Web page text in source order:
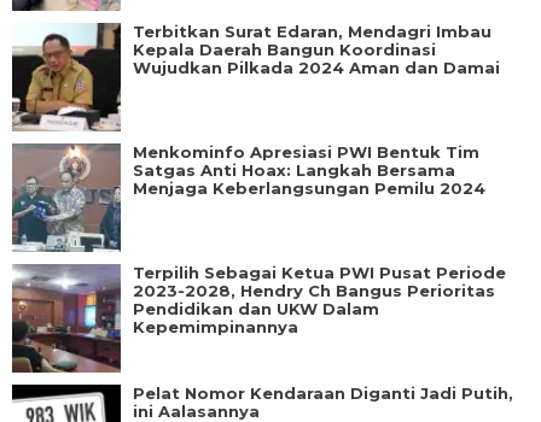
Terbitkan Surat Edaran, Mendagri Imbau
Kepala Daerah Bangun Koordinasi
Wujudkan Pilkada 2024 Aman dan Damai
Menkominfo Apresiasi PWI Bentuk Tim
Satgas Anti Hoax: Langkah Bersama
Menjaga Keberlangsungan Pemilu 2024
Terpilih Sebagai Ketua PWI Pusat Periode
2023-2028, Hendry Ch Bangus Perioritas
Pendidikan dan UKW Dalam
Kepemimpinannya
Pelat Nomor Kendaraan Diganti Jadi Putih,
ini Aalasannya